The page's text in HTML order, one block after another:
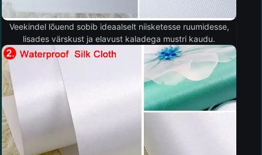
Veekindel lõuend sobib ideaalselt niisketesse ruumidesse,
lisades värskust ja elavust kaladega mustri kaudu.